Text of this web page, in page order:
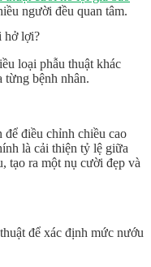
người đều quan tâm.
hở lợi?
loại phẫu thuật khác
từng bệnh nhân.
điều chỉnh chiều cao
là cải thiện tỷ lệ giữa
tạo ra một nụ cười đẹp và
để xác định mức nướu